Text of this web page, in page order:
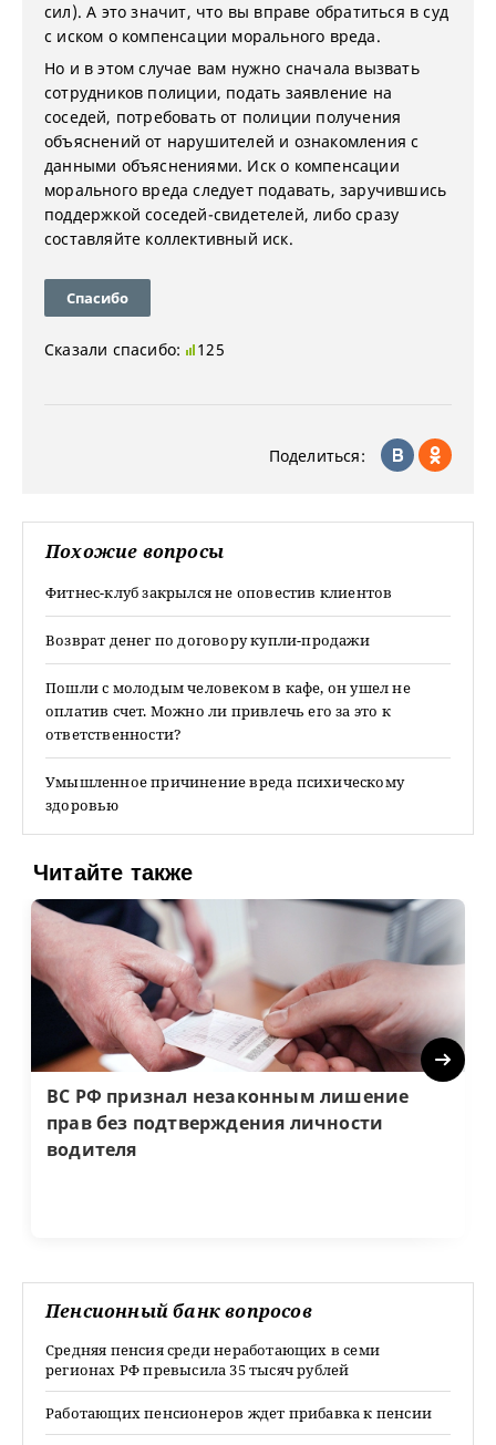
сил). А это значит, что вы вправе обратиться в суд
с иском о компенсации морального вреда.
Но и в этом случае вам нужно сначала вызвать
сотрудников полиции, подать заявление на
соседей, потребовать от полиции получения
объяснений от нарушителей и ознакомления с
данными объяснениями. Иск о компенсации
морального вреда следует подавать, заручившись
поддержкой соседей-свидетелей, либо сразу
составляйте коллективный иск.
Спасибо
Сказали спасибо: 125
Поделиться:
Похожие вопросы
Фитнес-клуб закрылся не оповестив клиентов
Возврат денег по договору купли-продажи
Пошли с молодым человеком в кафе, он ушел не
оплатив счет. Можно ли привлечь его за это к
ответственности?
Умышленное причинение вреда психическому
здоровью
Читайте также
ВС РФ признал незаконным лишение
прав без подтверждения личности
водителя
Next
Пенсионный банк вопросов
Средняя пенсия среди неработающих в семи
регионах РФ превысила 35 тысяч рублей
Работающих пенсионеров ждет прибавка к пенсии